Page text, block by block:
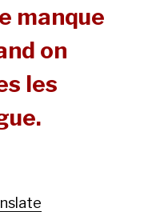
manque
on
les